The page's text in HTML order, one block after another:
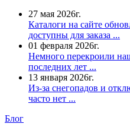
27 мая 2026г.
Каталоги на сайте
доступны для заказа ...
01 февраля 2026г.
Немного перекроили
последних лет ...
13 января 2026г.
Из-за снегопадов и
часто нет ...
Блог